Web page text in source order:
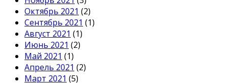
Октябрь 2021 (2)
Сентябрь 2021 (1)
Август 2021 (1)
Июнь 2021 (2)
Май 2021 (1)
Апрель 2021 (2)
Март 2021 (5)